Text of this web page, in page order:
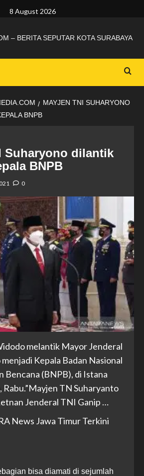
8 August 2026
– BERITA SEPUTAR KOTA SURABAYA
MAYJEN TNI SUHARYONO
BNPB
Suharyono dilantik
BNPB
0
melantik Mayor Jenderal
Kepala Badan Nasional
Bencana (BNPB), di Istana
Rabu.”Mayjen TN Suharyanto
Jenderal TNI Ganip …
News Jawa Timur Terkini
bisa diamati di sejumlah